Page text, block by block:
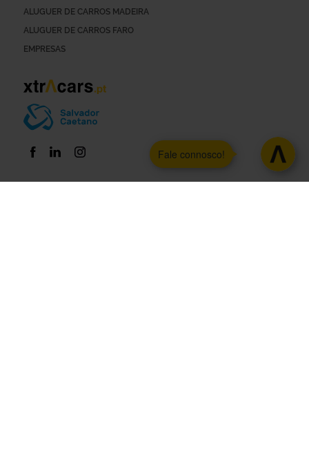
ALUGUER DE CARROS MADEIRA
ALUGUER DE CARROS FARO
EMPRESAS
Fale connosco!